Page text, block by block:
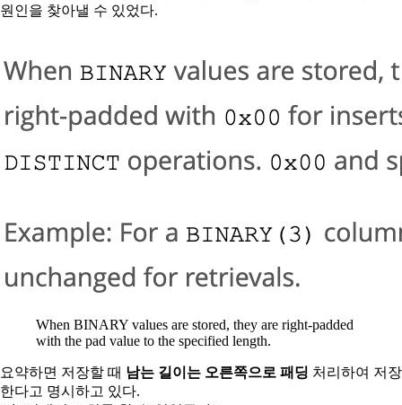
원인을 찾아낼 수 있었다.
When BINARY values are stored, they are right-padded
with the pad value to the specified length.
요약하면 저장할 때 남는 길이는 오른쪽으로 패딩 처리하여 저장
한다고 명시하고 있다.